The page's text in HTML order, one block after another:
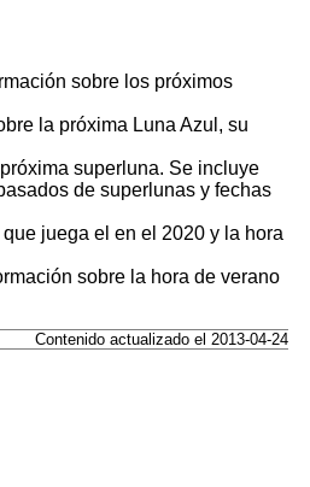
sobre los próximos
la próxima Luna Azul, su
superluna. Se incluye
de superlunas y fechas
juega el en el 2020 y la hora
sobre la hora de verano
Contenido actualizado el 2013-04-24